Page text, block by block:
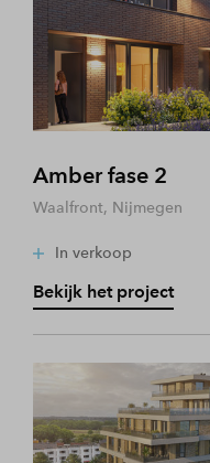
Amber fase 2
Waalfront, Nijmegen
In verkoop
Bekijk het project